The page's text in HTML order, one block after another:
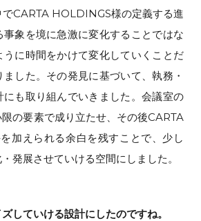
CARTA HOLDINGS様の定義する進
象を境に急激に変化することではな
うに時間をかけて変化していくことだ
した。その発見に基づいて、執務・
も取り組んでいきました。会議室の
の要素で成り立たせ、その後CARTA
加えられる余白を残すことで、少し
発展させていける空間にしました。
していける設計にしたのですね。